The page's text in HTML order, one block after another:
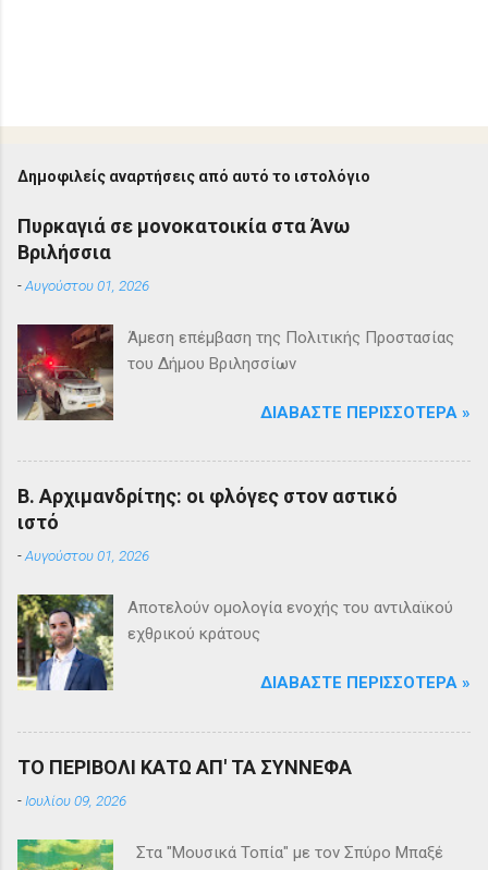
Δημοφιλείς αναρτήσεις από αυτό το ιστολόγιο
Πυρκαγιά σε μονοκατοικία στα Άνω
Βριλήσσια
-Αυγούστου 01, 2026
Άμεση επέμβαση της Πολιτικής Προστασίας
του Δήμου Βριλησσίων
ΔΙΑΒΆΣΤΕ ΠΕΡΙΣΣΌΤΕΡΑ »
Β. Αρχιμανδρίτης: οι φλόγες στον αστικό
ιστό
-Αυγούστου 01, 2026
Αποτελούν ομολογία ενοχής του αντιλαϊκού
εχθρικού κράτους
ΔΙΑΒΆΣΤΕ ΠΕΡΙΣΣΌΤΕΡΑ »
ΤΟ ΠΕΡΙΒΟΛΙ ΚΑΤΩ ΑΠ' ΤΑ ΣΥΝΝΕΦΑ
- Ιουλίου 09, 2026
Στα "Μουσικά Τοπία" με τον Σπύρο Μπαξέ